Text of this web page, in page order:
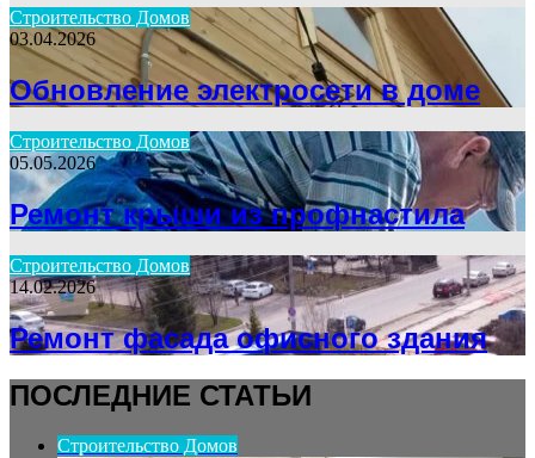
Строительство Домов
03.04.2026
Обновление электросети в доме
Строительство Домов
05.05.2026
Ремонт крыши из профнастила
Строительство Домов
14.02.2026
Ремонт фасада офисного здания
ПОСЛЕДНИЕ СТАТЬИ
Строительство Домов